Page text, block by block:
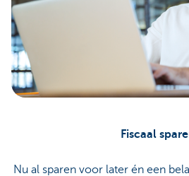
Fiscaal
Nu al sparen voor later én een